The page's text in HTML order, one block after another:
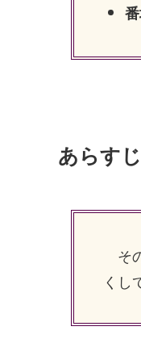
あらすじ
そ
くし